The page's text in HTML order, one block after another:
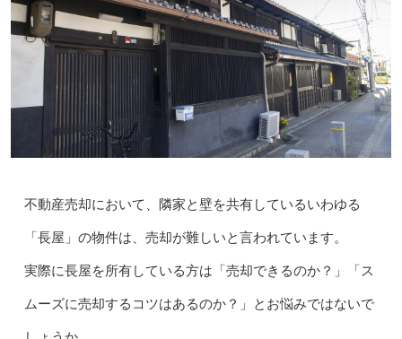
不動産売却において、隣家と壁を共有しているいわゆる
「長屋」の物件は、売却が難しいと言われています。
実際に長屋を所有している方は「売却できるのか？」「ス
ムーズに売却するコツはあるのか？」とお悩みではないで